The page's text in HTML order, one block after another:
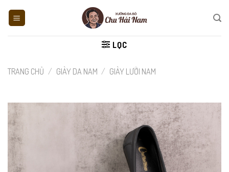
LỌC
TRANG CHỦ / GIÀY DA NAM / GIÀY LƯỜI NAM